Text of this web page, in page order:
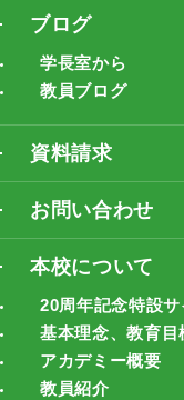
ブログ
学長室から
教員ブログ
資料請求
お問い合わせ
本校について
20周年記念特設サ
基本理念、教育目
アカデミー概要
教員紹介